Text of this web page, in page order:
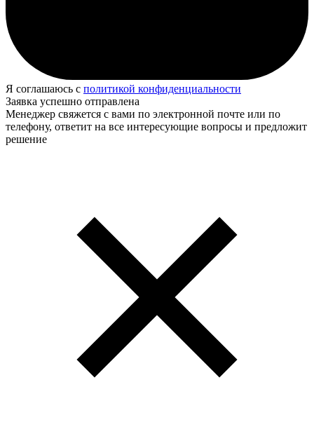
Я соглашаюсь с политикой конфиденциальности
Заявка успешно отправлена
Менеджер свяжется с вами по электронной почте или по
телефону, ответит на все интересующие вопросы и предложит
решение